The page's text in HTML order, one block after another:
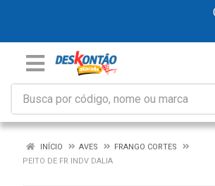
INÍCIO AVES
FRANGO CORTES
PEITO DE FR INDV DALIA